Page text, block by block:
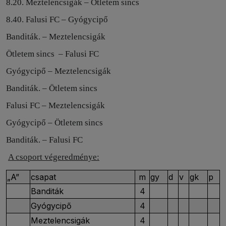
8.20. Meztelencsigák – Ötletem sincs
8.40. Falusi FC – Gyógycipő
Banditák. – Meztelencsigák
Ötletem sincs – Falusi FC
Gyógycipő – Meztelencsigák
Banditák. – Ötletem sincs
Falusi FC – Meztelencsigák
Gyógycipő – Ötletem sincs
Banditák. – Falusi FC
A csoport végeredménye:
„A” csapat m gy d v gk
p
Banditák
4
Gyógycipő
4
Meztelencsigák
4